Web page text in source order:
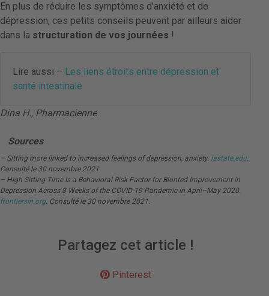
En plus de réduire les symptômes d’anxiété et de
dépression, ces petits conseils peuvent par ailleurs aider
dans la structuration de vos journées !
Lire aussi – Les liens étroits entre dépression et
santé intestinale
Dina H., Pharmacienne
Sources
– Sitting more linked to increased feelings of depression, anxiety. iastate.edu.
Consulté le 30 novembre 2021.
– High Sitting Time Is a Behavioral Risk Factor for Blunted Improvement in
Depression Across 8 Weeks of the COVID-19 Pandemic in April–May 2020.
frontiersin.org. Consulté le 30 novembre 2021.
Partagez cet article !
Pinterest